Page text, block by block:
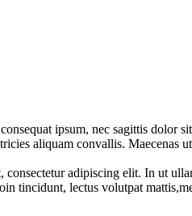
ipsum, nec sagittis dolor
aliquam convallis.
adipiscing elit. In ut
tincidunt, lectus volutpat